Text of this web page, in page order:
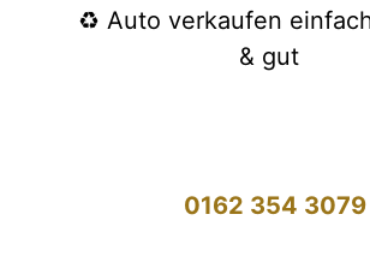
♻️ Auto verkaufen
& gut
0162 354 3079